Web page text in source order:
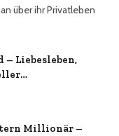
über ihr Privatleben
– Liebesleben,
Millionär –